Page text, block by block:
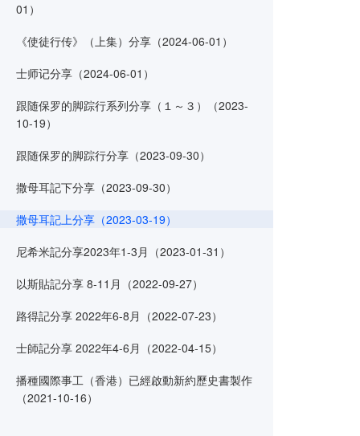
01）
《使徒行传》（上集）分享（2024-06-01）
士师记分享（2024-06-01）
跟随保罗的脚踪行系列分享（１～３）（2023-
10-19）
跟随保罗的脚踪行分享（2023-09-30）
撒母耳記下分享（2023-09-30）
撒母耳記上分享（2023-03-19）
尼希米記分享2023年1-3月（2023-01-31）
以斯貼記分享 8-11月（2022-09-27）
路得記分享 2022年6-8月（2022-07-23）
士師記分享 2022年4-6月（2022-04-15）
播種國際事工（香港）已經啟動新約歷史書製作
（2021-10-16）